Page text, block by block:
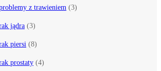
z trawieniem (3)
jądra (3)
piersi (8)
prostaty (4)